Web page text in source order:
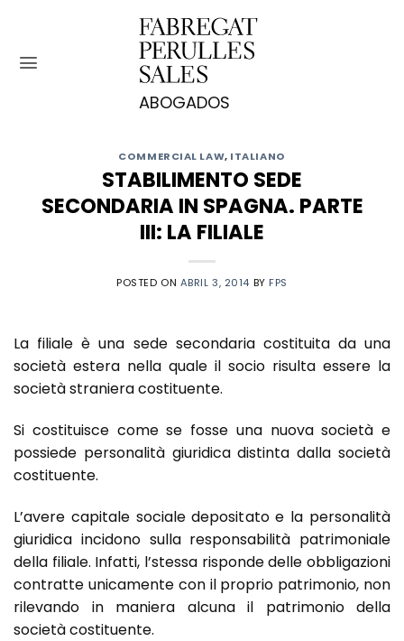
contenido
COMMERCIAL LAW, ITALIANO
STABILIMENTO SEDE
SECONDARIA IN SPAGNA. PARTE
III: LA FILIALE
POSTED ON ABRIL 3, 2014 BY FPS
La filiale è una sede secondaria costituita da una
società estera nella quale il socio risulta essere la
società straniera costituente.
Si costituisce come se fosse una nuova società e
possiede personalità giuridica distinta dalla società
costituente.
L’avere capitale sociale depositato e la personalità
giuridica incidono sulla responsabilità patrimoniale
della filiale. Infatti, l’stessa risponde delle obbligazioni
contratte unicamente con il proprio patrimonio, non
rilevando in maniera alcuna il patrimonio della
società costituente.